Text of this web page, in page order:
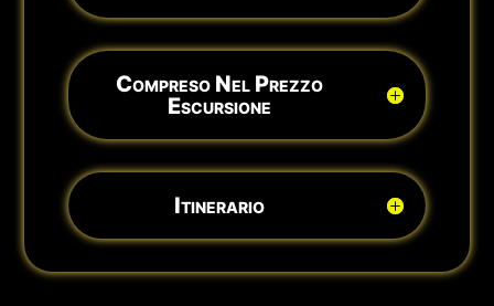
Compreso Nel Prezzo
Escursione
Itinerario